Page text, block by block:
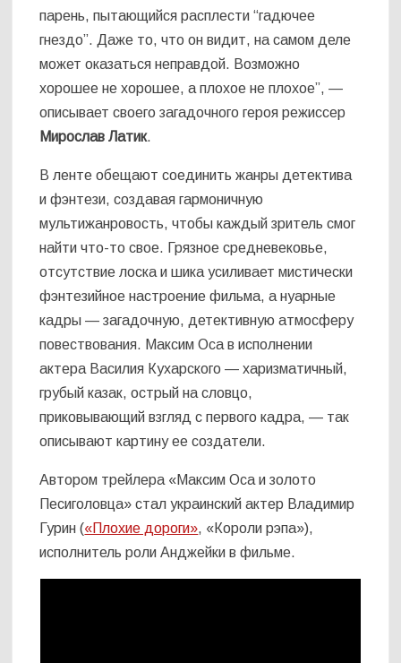
парень, пытающийся расплести “гадючее
гнездо”. Даже то, что он видит, на самом деле
может оказаться неправдой. Возможно
хорошее не хорошее, а плохое не плохое”, —
описывает своего загадочного героя режиссер
Мирослав Латик.
В ленте обещают соединить жанры детектива
и фэнтези, создавая гармоничную
мультижанровость, чтобы каждый зритель смог
найти что-то свое. Грязное средневековье,
отсутствие лоска и шика усиливает мистически
фэнтезийное настроение фильма, а нуарные
кадры — загадочную, детективную атмосферу
повествования. Максим Оса в исполнении
актера Василия Кухарского — харизматичный,
грубый казак, острый на словцо,
приковывающий взгляд с первого кадра, — так
описывают картину ее создатели.
Автором трейлера «Максим Оса и золото
Песиголовца» стал украинский актер Владимир
Гурин («Плохие дороги», «Короли рэпа»),
исполнитель роли Анджейки в фильме.